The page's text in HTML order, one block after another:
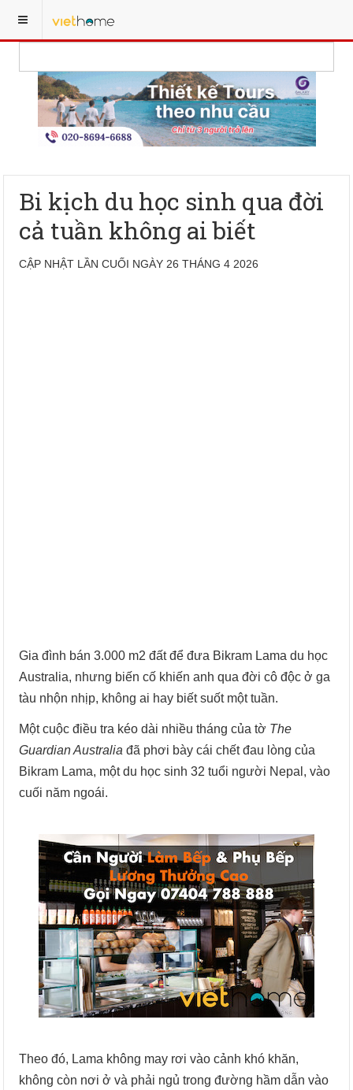
Bi kịch du học sinh qua đời
cả tuần không ai biết
CẬP NHẬT LẦN CUỐI NGÀY 26 THÁNG 4 2026
Gia đình bán 3.000 m2 đất để đưa Bikram Lama du học
Australia, nhưng biến cố khiến anh qua đời cô độc ở ga
tàu nhộn nhịp, không ai hay biết suốt một tuần.
Một cuộc điều tra kéo dài nhiều tháng của tờ The
Guardian Australia đã phơi bày cái chết đau lòng của
Bikram Lama, một du học sinh 32 tuổi người Nepal, vào
cuối năm ngoái.
Theo đó, Lama không may rơi vào cảnh khó khăn,
không còn nơi ở và phải ngủ trong đường hầm dẫn vào